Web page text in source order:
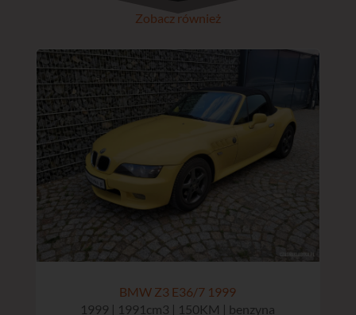
Zobacz również
BMW Z3 E36/7 1999
1999 | 1991cm3 | 150KM | benzyna